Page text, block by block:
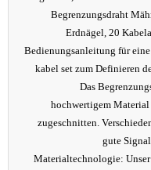
Begrenzungsdraht
Erdnägel, 20
Bedienungsanleitung für
kabel set zum Definieren
Das
hochwertigem
zugeschnitten.
gute
Materialtechnologie: Unser